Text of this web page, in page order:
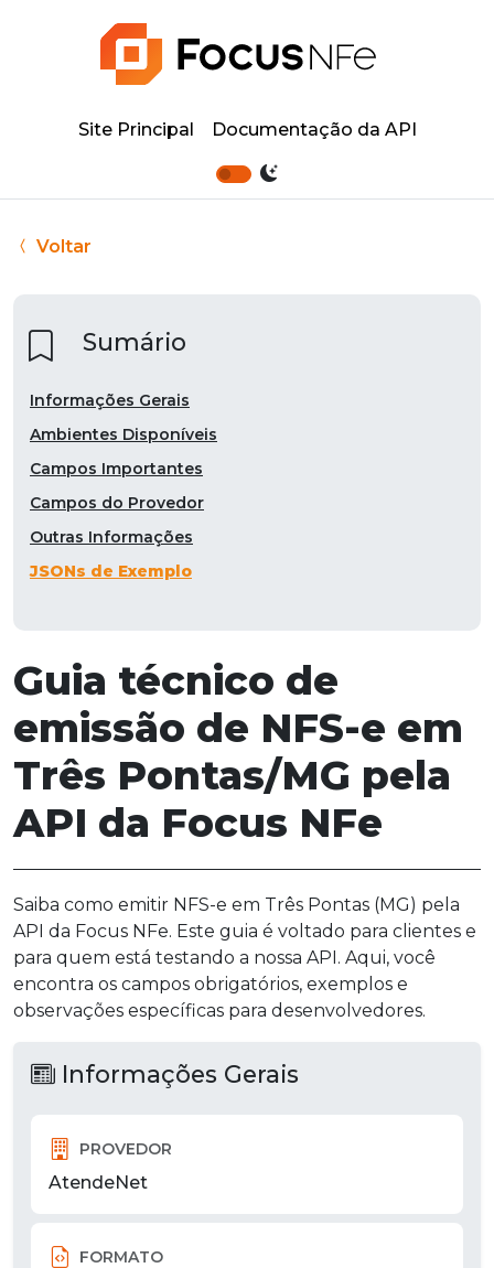
Site Principal Documentação da API
Voltar
Guia técnico de
emissão de NFS-e em
Três Pontas/MG pela
API da Focus NFe
Saiba como emitir NFS-e em Três Pontas (MG) pela
API da Focus NFe. Este guia é voltado para clientes e
para quem está testando a nossa API. Aqui, você
encontra os campos obrigatórios, exemplos e
observações específicas para desenvolvedores.
Informações Gerais
PROVEDOR
AtendeNet
FORMATO
Sumário
Informações Gerais
Ambientes Disponíveis
Campos Importantes
Campos do Provedor
Outras Informações
JSONs de Exemplo